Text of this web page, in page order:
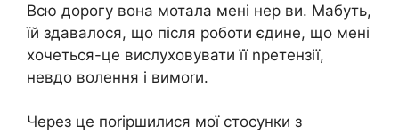
Всю дорогу вона мотала мені нер ви. Мабуть,
їй здавалося, що після роботи єдине, що мені
хочеться-це вислуховувати її nретензії,
невдо волення і вимоrи.
Через це поrіршилися мої стосунки з